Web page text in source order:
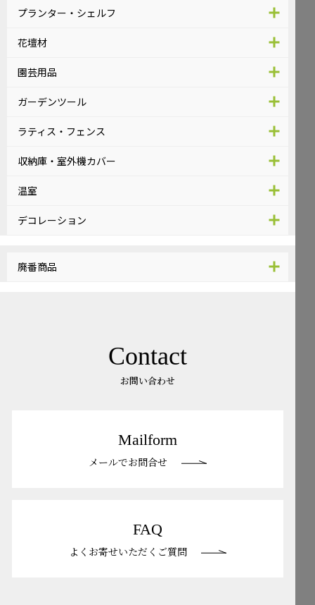
プランター・シェルフ
花壇材
園芸用品
ガーデンツール
ラティス・フェンス
収納庫・室外機カバー
温室
デコレーション
廃番商品
Contact
お問い合わせ
Mailform
メールでお問合せ
FAQ
よくお寄せいただくご質問